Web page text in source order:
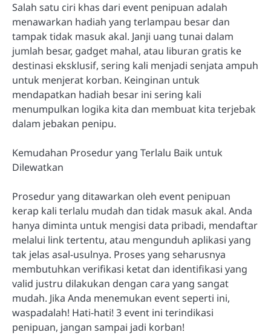
Salah satu ciri khas dari event penipuan adalah
menawarkan hadiah yang terlampau besar dan
tampak tidak masuk akal. Janji uang tunai dalam
jumlah besar, gadget mahal, atau liburan gratis ke
destinasi eksklusif, sering kali menjadi senjata ampuh
untuk menjerat korban. Keinginan untuk
mendapatkan hadiah besar ini sering kali
menumpulkan logika kita dan membuat kita terjebak
dalam jebakan penipu.
Kemudahan Prosedur yang Terlalu Baik untuk
Dilewatkan
Prosedur yang ditawarkan oleh event penipuan
kerap kali terlalu mudah dan tidak masuk akal. Anda
hanya diminta untuk mengisi data pribadi, mendaftar
melalui link tertentu, atau mengunduh aplikasi yang
tak jelas asal-usulnya. Proses yang seharusnya
membutuhkan verifikasi ketat dan identifikasi yang
valid justru dilakukan dengan cara yang sangat
mudah. Jika Anda menemukan event seperti ini,
waspadalah! Hati-hati! 3 event ini terindikasi
penipuan, jangan sampai jadi korban!